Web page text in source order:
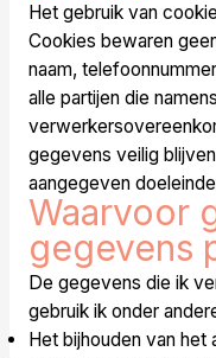
Het gebruik van
Cookies bewaren
naam,
alle partijen die
gegevens veilig
aangegeven
Waarvoor
gegevens
De gegevens die ik
gebruik ik onder
Het bijhouden van